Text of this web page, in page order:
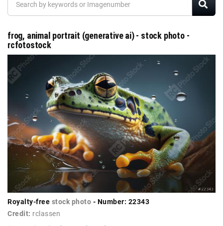
frog, animal portrait (generative ai) - stock photo -
rcfotostock
Royalty-free stock photo - Number: 22343
Credit: rclassen